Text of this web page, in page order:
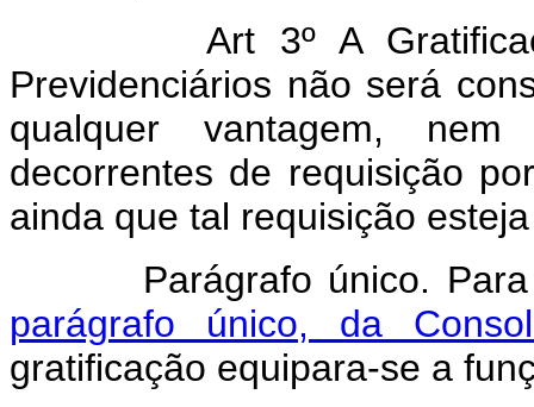
Art 3º A Gratificação
Previdenciários não será
qualquer vantagem,
decorrentes de requisição
ainda que tal requisição
Parágrafo único. Para
parágrafo único, da
gratificação equipara-se a